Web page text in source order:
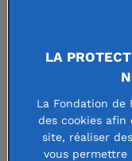
LA
La Fondation
des cookies afin
site, réaliser
vous permettre